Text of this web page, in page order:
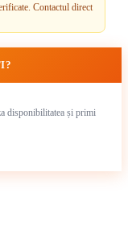
Contactul direct
disponibilitatea și primi